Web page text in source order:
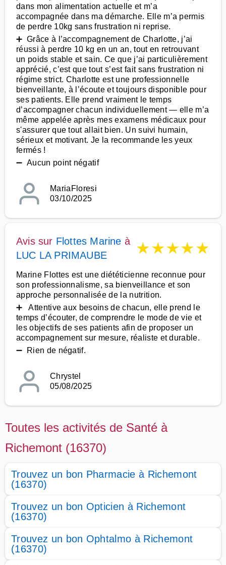
dans mon alimentation actuelle et m’a
accompagnée dans ma démarche. Elle m’a permis
de perdre 10kg sans frustration ni reprise.
➕ Grâce à l’accompagnement de Charlotte, j’ai
réussi à perdre 10 kg en un an, tout en retrouvant
un poids stable et sain. Ce que j’ai particulièrement
apprécié, c’est que tout s’est fait sans frustration ni
régime strict. Charlotte est une professionnelle
bienveillante, à l’écoute et toujours disponible pour
ses patients. Elle prend vraiment le temps
d’accompagner chacun individuellement — elle m’a
même appelée après mes examens médicaux pour
s'assurer que tout allait bien. Un suivi humain,
sérieux et motivant. Je la recommande les yeux
fermés !
➖ Aucun point négatif
MariaFloresi
03/10/2025
Avis sur Flottes Marine à
LUC LA PRIMAUBE
★★★★★
Marine Flottes est une diététicienne reconnue pour
son professionnalisme, sa bienveillance et son
approche personnalisée de la nutrition.
➕ Attentive aux besoins de chacun, elle prend le
temps d’écouter, de comprendre le mode de vie et
les objectifs de ses patients afin de proposer un
accompagnement sur mesure, réaliste et durable.
➖ Rien de négatif.
Chrystel
05/08/2025
Toutes les activités de Santé à
Richemont (16370)
Trouvez un bon Pharmacie à Richemont
(16370)
Trouvez un bon Opticien à Richemont
(16370)
Trouvez un bon Ophtalmo à Richemont
(16370)